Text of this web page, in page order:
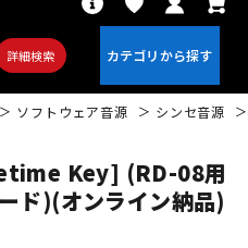
詳細検索
ソフトウェア音源 シンセ音源
Key] (RD-08用
ド)(オンライン納品)